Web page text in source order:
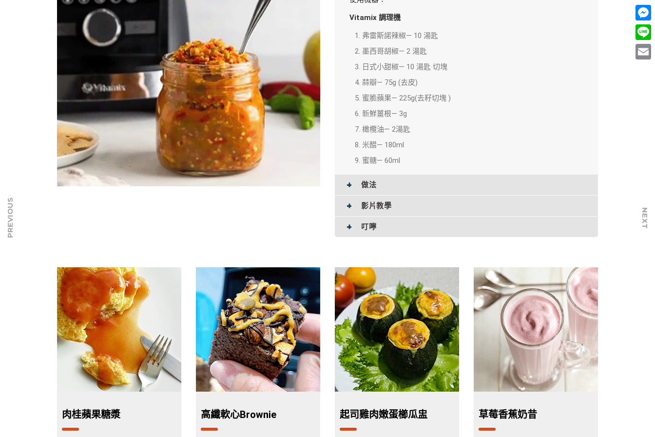
Vitamix 調理機
弗雷斯諾辣椒— 10 湯匙
墨西哥胡椒— 2 湯匙
日式小甜椒— 10 湯匙 切塊
蒜瓣— 75g (去皮)
蜜脆蘋果— 225g(去籽切塊 )
新鮮薑根— 3g
橄欖油— 2湯匙
米醋— 180ml
蜜糖— 60ml
做法
影片教學
叮嚀
肉桂蘋果糖漿 高纖軟心Brownie 起司雞肉嫩蛋櫛瓜盅 草莓香蕉奶昔
PREVIOUS NEXT
Line